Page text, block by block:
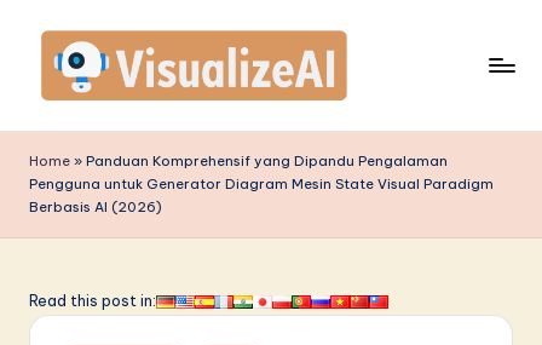
content
is
u
a
z
Home » Panduan Komprehensif yang Dipandu Pengalaman
Pengguna untuk Generator Diagram Mesin State Visual Paradigm
Berbasis AI (2026)
Read this post in: